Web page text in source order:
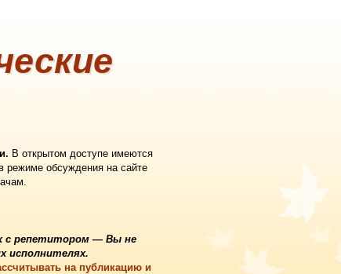
В открытом доступе имеются
режиме обсуждения на сайте
с репетитором— Вы не
исполнителях.
на публикацию и